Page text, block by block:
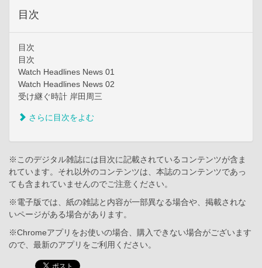
目次
目次
目次
Watch Headlines News 01
Watch Headlines News 02
受け継ぐ時計 岸田周三
さらに目次をよむ
※このデジタル雑誌には目次に記載されているコンテンツが含ま
れています。それ以外のコンテンツは、本誌のコンテンツであっ
ても含まれていませんのでご注意ください。
※電子版では、紙の雑誌と内容が一部異なる場合や、掲載されな
いページがある場合があります。
※Chromeアプリをお使いの場合、購入できない場合がございます
ので、最新のアプリをご利用ください。